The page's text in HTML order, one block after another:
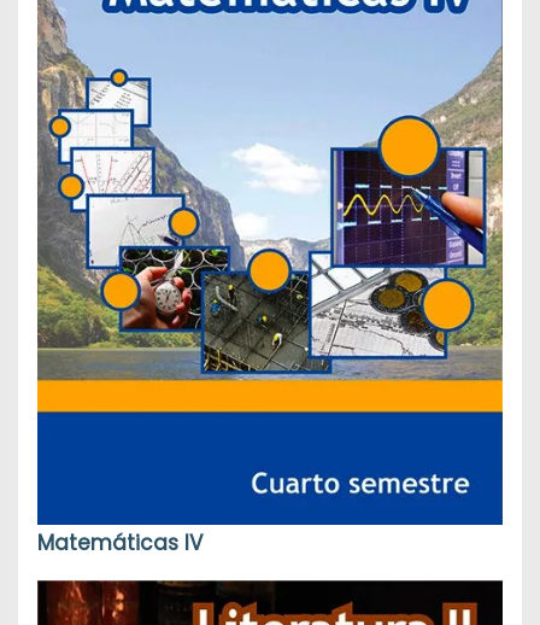
Matemáticas IV